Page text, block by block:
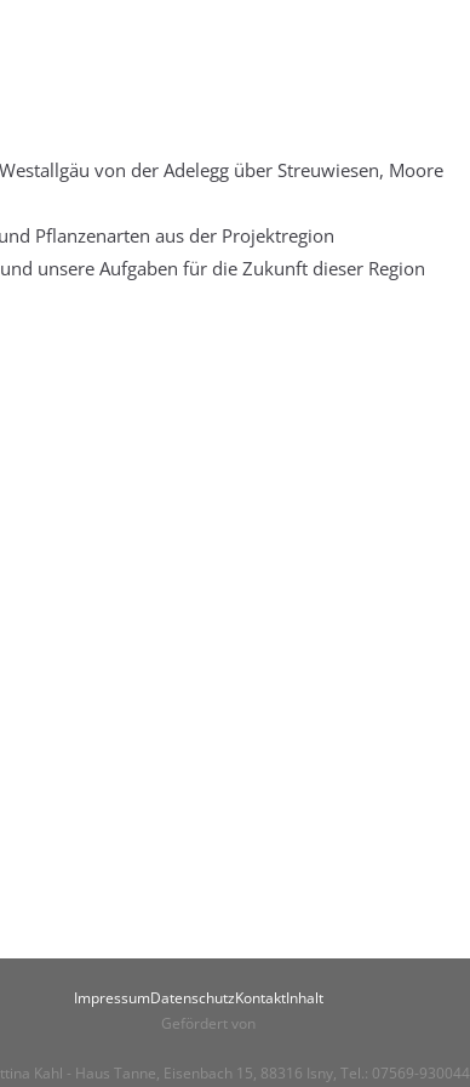
von der Adelegg über Streuwiesen, Moore
Pflanzenarten aus der Projektregion
unsere Aufgaben für die Zukunft dieser Region
ImpressumDatenschutzKontaktInhalt
Kahl - Haus Tanne, Eisenbach 15, 88316 Isny, Tel.: 07569-930044